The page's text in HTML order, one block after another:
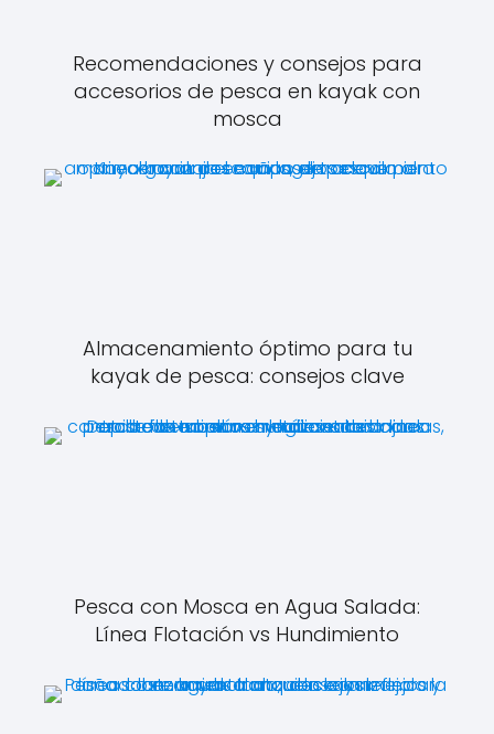
Recomendaciones y consejos para
accesorios de pesca en kayak con
mosca
Almacenamiento óptimo para tu
kayak de pesca: consejos clave
Pesca con Mosca en Agua Salada:
Línea Flotación vs Hundimiento